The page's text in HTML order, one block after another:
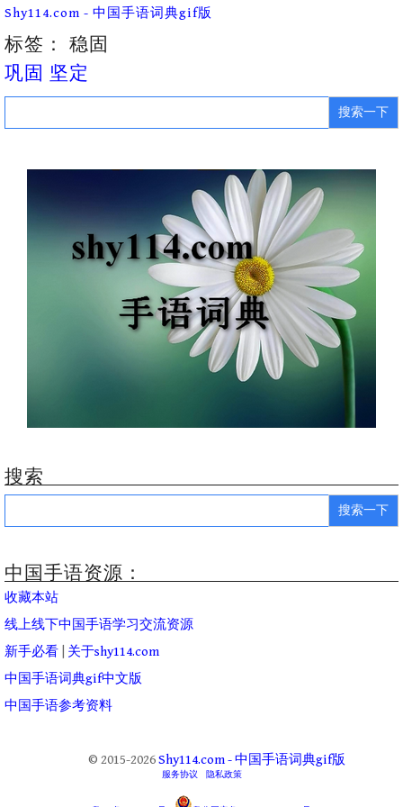
Skip
content
Shy114.com - 中国手语词典gif版
标签： 稳固
巩固 坚定
Search
搜索
Search
中国手语资源：
收藏本站
线上线下中国手语学习交流资源
新手必看
关于shy114.com
中国手语词典gif中文版
中国手语参考资料
© 2015-2026Shy114.com - 中国手语词典gif版
服务协议 隐私政策